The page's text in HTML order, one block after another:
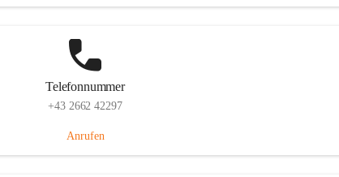
Telefonnummer
+43 2662 42297
Anrufen